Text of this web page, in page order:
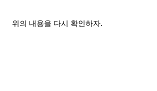
위의 내용을 다시 확인하자.